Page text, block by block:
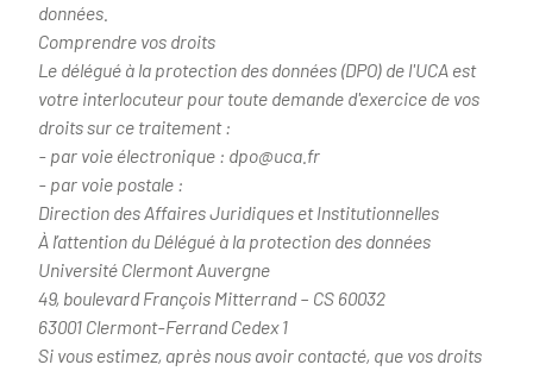
données.
Comprendre vos droits
Le délégué à la protection des données (DPO) de l'UCA est
votre interlocuteur pour toute demande d'exercice de vos
droits sur ce traitement :
- par voie électronique : dpo@uca.fr
- par voie postale :
Direction des Affaires Juridiques et Institutionnelles
À l’attention du Délégué à la protection des données
Université Clermont Auvergne
49, boulevard François Mitterrand – CS 60032
63001 Clermont-Ferrand Cedex 1
Si vous estimez, après nous avoir contacté, que vos droits